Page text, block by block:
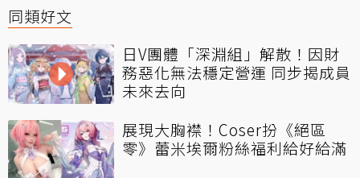
同類好文
日V團體「深淵組」解散！因財
務惡化無法穩定營運 同步揭成員
未來去向
展現大胸襟！Coser扮《絕區
零》蕾米埃爾粉絲福利給好給滿